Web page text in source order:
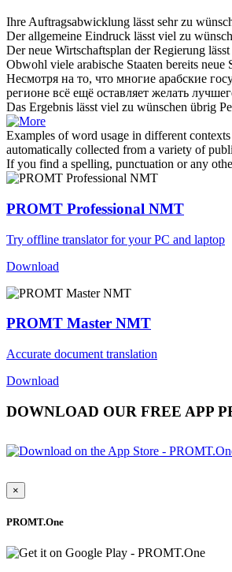
Ihre Auftragsabwicklung lässt sehrzu
Der allgemeine Eindruck lässt viel zu
Der neue Wirtschaftsplan der Regierung lässt
Obwohl viele arabische Staaten bereits
Несмотря на то, что многие арабские
регионе всё ещё оставляет желать
Das Ergebnis lässt viel zu wünschen übrig
Examples of word usage in different
automatically collected from a variety of
If you find a spelling, punctuation or any
PROMT Professional NMT
Try offline translator for your PC and laptop
Download
PROMT Master NMT
Accurate document translation
Download
DOWNLOAD OUR FREE APP
×
PROMT.One